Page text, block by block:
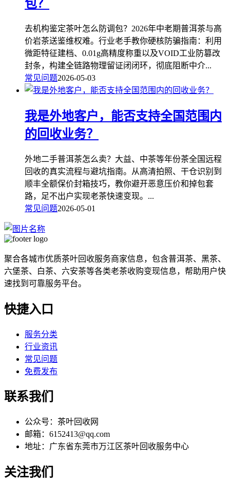
包？
去机构鉴定茶叶怎么防调包？2026年中老期普洱茶与高
价岩茶送鉴维权难。行业老手教你硬核防骗指南：利用
微距特征建档、0.01g高精度称重以及VOID工业防篡改
封条，构建全链路物理留证闭闭环，彻底阻断中介...
常见问题2026-05-03
我是外地客户，能否支持全国范围内
的回收业务？
外地二手普洱茶怎么卖？大益、中茶等年份茶全国远程
回收的真实流程与避坑指南。从高清拍照、干仓识别到
顺丰全额保价封箱技巧，教你避开恶意压价和掉包套
路，足不出户实现老茶快速变现。...
常见问题2026-05-01
聚合各城市优质茶叶回收服务商家信息，包含普洱茶、黑茶、
六堡茶、白茶、六安茶等各类老茶收购变现信息，帮助用户快
速找到可靠服务平台。
快捷入口
服务分类
行业资讯
常见问题
免费发布
联系我们
公众号：茶叶回收网
邮箱：6152413@qq.com
地址：广东省东莞市万江区茶叶回收服务中心
关注我们